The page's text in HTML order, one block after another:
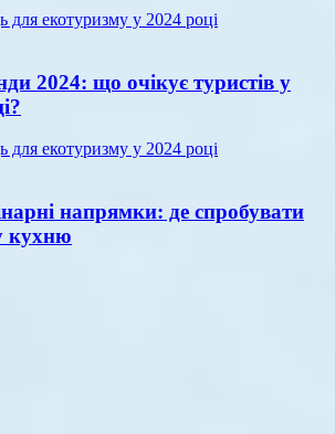
2024: що очікує туристів у
напрямки: де спробувати
кухню